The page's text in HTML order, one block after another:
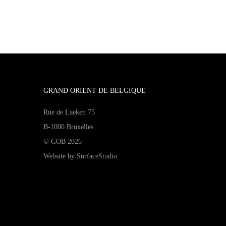
GRAND ORIENT DE BELGIQUE
Rue de Laeken 75
B-1000 Bruxelles
© GOB 2026
Website by SurfaceStudio